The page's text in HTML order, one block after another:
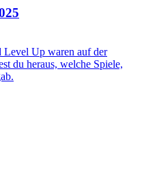
Level Up waren auf der
du heraus, welche Spiele,